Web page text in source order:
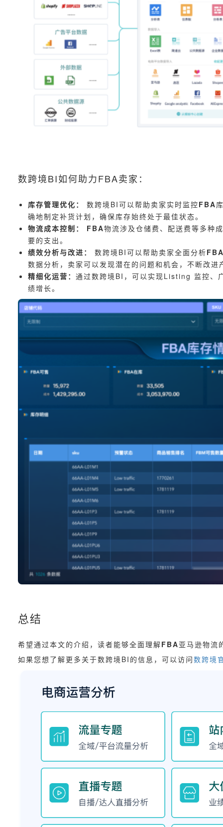
数跨境BI如何助力FBA卖家：
库存管理优化： 数跨境BI可以帮助卖家实时监控FBA
确地制定补货计划，确保库存始终处于最佳状态。
物流成本控制：
FBA物流涉及仓储费、配送费等多种
要的支出。
绩效分析与改进：
数跨境BI可以帮助卖家全面分析
数据分析，卖家可以发现潜在的问题和机会，不断改进
精细化运营： 通过数跨境BI，可以实现Listing 监控、
绩增长。
总结
希望通过本文的介绍，读者能够全面理解FBA亚马逊物流
如果您想了解更多关于数跨境BI的信息，可以访问数跨境